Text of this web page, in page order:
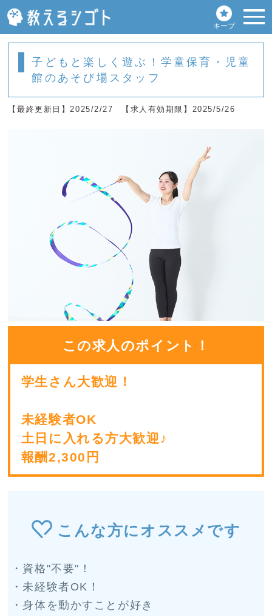
キープ
子どもと楽しく遊ぶ！学童保育・児童
館のあそび場スタッフ
【最終更新日】2025/2/27 【求人有効期限】2025/5/26
この求人のポイント！
学生さん大歓迎！
未経験者OK
土日に入れる方大歓迎♪
報酬2,300円
こんな方にオススメです
・資格"不要"！
・未経験者OK！
・身体を動かすことが好き